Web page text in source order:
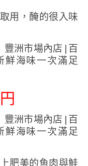
用，醃的很入味
肥美的魚肉與鮭